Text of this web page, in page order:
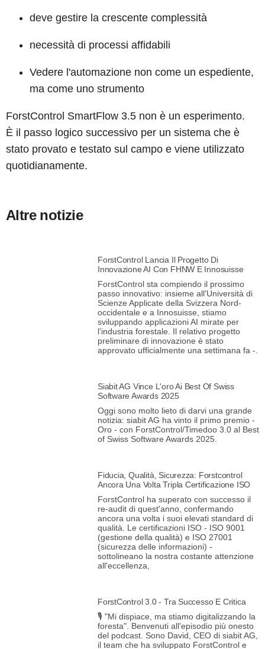
deve gestire la crescente complessità
necessità di processi affidabili
Vedere l'automazione non come un espediente,
ma come uno strumento
ForstControl SmartFlow 3.5 non è un esperimento.
È il passo logico successivo per un sistema che è
stato provato e testato sul campo e viene utilizzato
quotidianamente.
Altre notizie
ForstControl Lancia Il Progetto Di
Innovazione AI Con FHNW E Innosuisse
ForstControl sta compiendo il prossimo
passo innovativo: insieme all'Università di
Scienze Applicate della Svizzera Nord-
occidentale e a Innosuisse, stiamo
sviluppando applicazioni AI mirate per
l'industria forestale. Il relativo progetto
preliminare di innovazione è stato
approvato ufficialmente una settimana fa -.
Siabit AG Vince L'oro Ai Best Of Swiss
Software Awards 2025
Oggi sono molto lieto di darvi una grande
notizia: siabit AG ha vinto il primo premio -
Oro - con ForstControl/Timedoo 3.0 al Best
of Swiss Software Awards 2025.
Fiducia, Qualità, Sicurezza: Forstcontrol
Ancora Una Volta Tripla Certificazione ISO
ForstControl ha superato con successo il
re-audit di quest'anno, confermando
ancora una volta i suoi elevati standard di
qualità. Le certificazioni ISO - ISO 9001
(gestione della qualità) e ISO 27001
(sicurezza delle informazioni) -
sottolineano la nostra costante attenzione
all'eccellenza,
ForstControl 3.0 - Tra Successo E Critica
🎙️ "Mi dispiace, ma stiamo digitalizzando la
foresta". Benvenuti all'episodio più onesto
del podcast. Sono David, CEO di siabit AG,
il team che ha sviluppato ForstControl e